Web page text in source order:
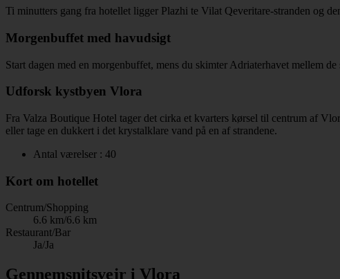
Ti minutters gang fra hotellet ligger Plazhi te Vilat Qeveritare-stranden og
Morgenbuffet med havudsigt
Start dagen med en morgenbuffet, mens du skimter Adriaterhavet mellem
Udforsk kystbyen Vlora
Fra Valza Boutique Hotel tager det cirka et kvarters kørsel til centrum af
eller tage en dukkert i det krystalklare vand på en af strandene.
Antal værelser : 40
Kort om hotellet
Centrum/Shopping
6.6 km/6.6 km
Restaurant/Bar
Ja/Ja
Gennemsnitsvejr i Vlora